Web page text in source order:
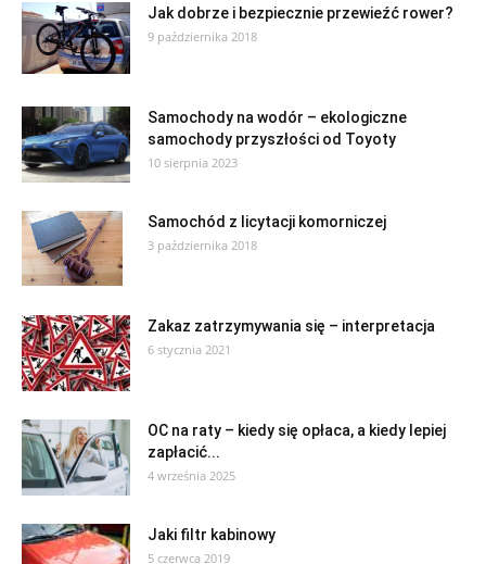
Jak dobrze i bezpiecznie przewieźć rower?
9 października 2018
Samochody na wodór – ekologiczne
samochody przyszłości od Toyoty
10 sierpnia 2023
Samochód z licytacji komorniczej
3 października 2018
Zakaz zatrzymywania się – interpretacja
6 stycznia 2021
OC na raty – kiedy się opłaca, a kiedy lepiej
zapłacić...
4 września 2025
Jaki filtr kabinowy
5 czerwca 2019